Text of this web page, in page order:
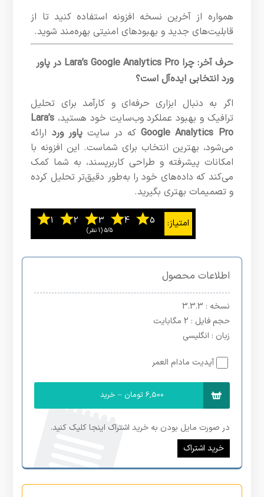
همواره از آخرین نسخه افزونه استفاده کنید تا از
قابلیت‌های جدید و بهبودهای امنیتی بهره‌مند شوید.
حرف آخر: چرا Lara’s Google Analytics Pro در پاور
ورد انتخابی ایده‌آل است؟
اگر به دنبال ابزاری حرفه‌ای و کارآمد برای تحلیل
ترافیک و بهبود عملکرد وب‌سایت خود هستید، Lara’s
Google Analytics Proکه در سایتپاور ورد ارائه
می‌شود، بهترین انتخاب برای شماست. این افزونه با
امکانات پیشرفته و طراحی کاربرپسند، به شما کمک
می‌کند که داده‌های خود را به‌طور دقیق‌تر تحلیل کرده
و تصمیمات بهتری بگیرید.
5/5 ‫(1 نظر)
اطلاعات محصول
نسخه : 3.3.3
حجم فایل : 2 مگابایت
زبان : انگلیسی
آپدیت مادام العمر
6,500 تومان – خرید
در صورت مایل بودن به خرید اشتراک اینجا کلیک کنید.
خرید اشتراک